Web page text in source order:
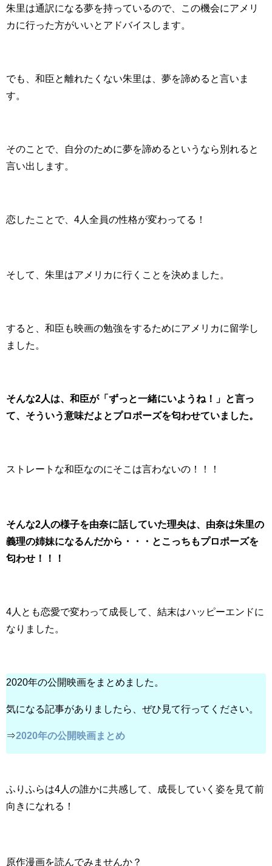
朱里は通訳になる夢を持っているので、この機会にアメリ
カに行った方がいいとアドバイスします。
でも、和臣と離れたくない朱里は、夢を諦めると言いま
す。
そのことで、自分のために夢を諦めるというなら別れると
言い出します。
恋したことで、4人全員の性格が変わってる！
そして、朱里はアメリカに行くことを決めました。
すると、和臣も映画の勉強をするためにアメリカに留学し
ました。
そんな2人は、和臣が「ずっと一緒にいようね！」と言っ
て、そういう意味だよとプロポーズを匂わせていました。
ストレートな和臣なのにそこは言わないの！！！
そんな2人の様子を由奈に話していた理央は、由奈は朱里の
義理の姉妹になるんだから・・・とこっちもプロポーズを
匂わせ！！！
4人とも恋愛で変わって成長して、結末はハッピーエンドに
なりました。
2020年の公開映画をまとめました。
気になる記事がありましたら、ぜひ見て行ってください。
⇒2020年の公開映画まとめ
ふりふらは4人の誰かに共感して、成長していく姿を見て前
向きになれる！
原作漫画を読んでみませんか？